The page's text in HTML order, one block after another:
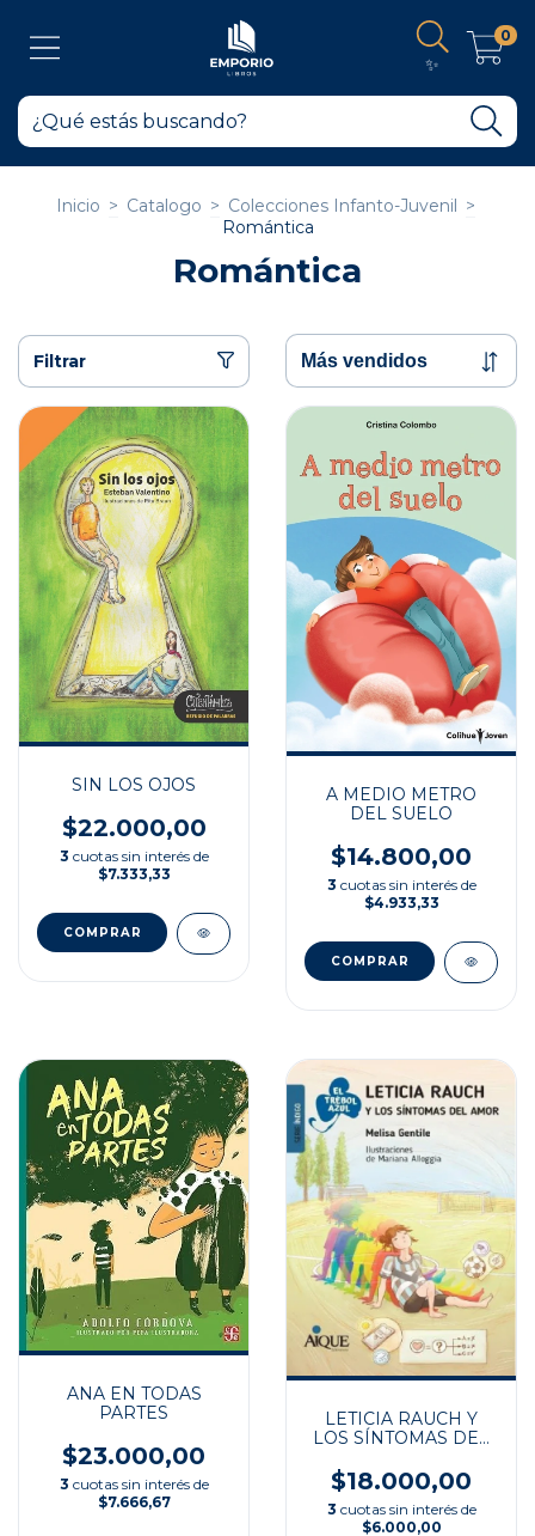
✨
0
Inicio > Catalogo > Colecciones Infanto-Juvenil >
Romántica
Romántica
Filtrar
SIN LOS OJOS
$22.000,00
3 cuotas sin interés de
$7.333,33
A MEDIO METRO
DEL SUELO
$14.800,00
3 cuotas sin interés de
$4.933,33
ANA EN TODAS
PARTES
$23.000,00
3 cuotas sin interés de
$7.666,67
LETICIA RAUCH Y
LOS SÍNTOMAS DEL
$18.000,00
3 cuotas sin interés de
$6.000,00